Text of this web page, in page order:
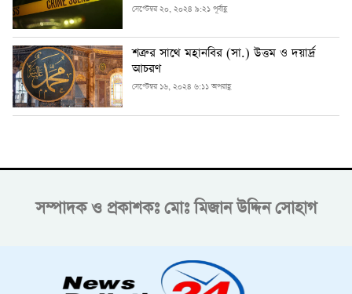
সেপ্টেম্বর ২০, ২০২৪ ৯:২১ পূর্বাহ্ণ
শত্রুর সাথে মহানবির (সা.) উত্তম ও দয়ার্দ্র
আচরণ
সেপ্টেম্বর ১৬, ২০২৪ ৬:১১ অপরাহ্ণ
সম্পাদক ও প্রকাশকঃ মোঃ মিজান উদ্দিন সোহাগ